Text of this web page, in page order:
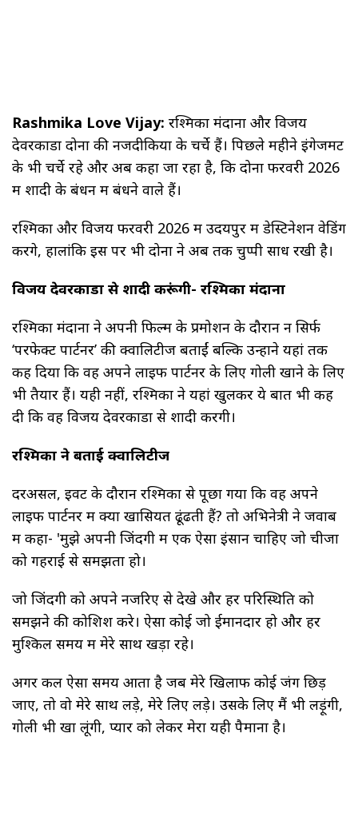
Rashmika Love Vijay: रश्मिका मंदाना और विजय
देवरकोंडा दोनों की नजदीकियों के चर्चे हैं। पिछले महीने इंगेजमेंट
के भी चर्चे रहे और अब कहा जा रहा है, कि दोनों फरवरी 2026
में शादी के बंधन में बंधने वाले हैं।
रश्मिका और विजय फरवरी 2026 में उदयपुर में डेस्टिनेशन वेडिंग
करेंगे, हालांकि इस पर भी दोनों ने अब तक चुप्पी साध रखी है।
विजय देवरकोंडा से शादी करूंगी- रश्मिका मंदाना
रश्मिका मंदाना ने अपनी फिल्म के प्रमोशन के दौरान न सिर्फ
‘परफेक्ट पार्टनर’ की क्वालिटीज बताईं बल्कि उन्होंने यहां तक
कह दिया कि वह अपने लाइफ पार्टनर के लिए गोली खाने के लिए
भी तैयार हैं। यही नहीं, रश्मिका ने यहां खुलकर ये बात भी कह
दी कि वह विजय देवरकोंडा से शादी करेंगी।
रश्मिका ने बताई क्वालिटीज
दरअसल, इवेंट के दौरान रश्मिका से पूछा गया कि वह अपने
लाइफ पार्टनर में क्या खासियत ढूंढती हैं? तो अभिनेत्री ने जवाब
में कहा- 'मुझे अपनी जिंदगी में एक ऐसा इंसान चाहिए जो चीजों
को गहराई से समझता हो।
जो जिंदगी को अपने नजरिए से देखे और हर परिस्थिति को
समझने की कोशिश करे। ऐसा कोई जो ईमानदार हो और हर
मुश्किल समय में मेरे साथ खड़ा रहे।
अगर कल ऐसा समय आता है जब मेरे खिलाफ कोई जंग छिड़
जाए, तो वो मेरे साथ लड़े, मेरे लिए लड़े। उसके लिए मैं भी लड़ूंगी,
गोली भी खा लूंगी, प्यार को लेकर मेरा यही पैमाना है।